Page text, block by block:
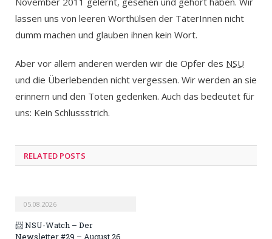
lassen uns von leeren Worthülsen der TäterInnen nicht
dumm machen und glauben ihnen kein Wort.
Aber vor allem anderen werden wir die Opfer des NSU
und die Überlebenden nicht vergessen. Wir werden an sie
erinnern und den Toten gedenken. Auch das bedeutet für
uns: Kein Schlussstrich.
RELATED POSTS
05.08.2026
📨 NSU-Watch – Der
Newsletter #29 – August 26